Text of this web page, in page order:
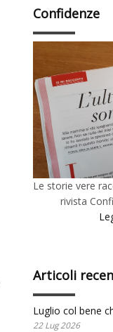
Confidenze
Le storie vere
rivista
Articoli
Luglio col bene
22 Lug 2026